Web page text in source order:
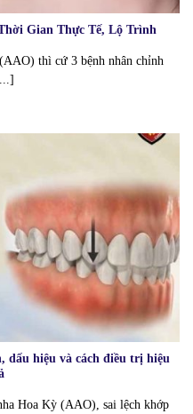
Gian Thực Tế, Lộ Trình
thì cứ 3 bệnh nhân chỉnh
dấu hiệu và cách điều trị hiệu
Hoa Kỳ (AAO), sai lệch khớp